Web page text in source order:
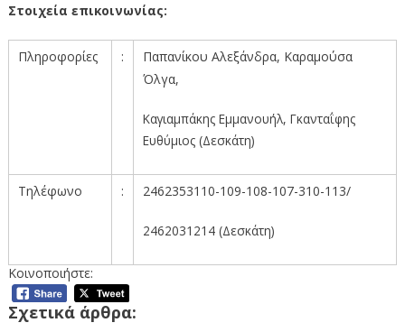
Στοιχεία επικοινωνίας:
Πληροφορίες :
Παπανίκου Αλεξάνδρα, Καραμούσα
Όλγα,
Καγιαμπάκης Εμμανουήλ, Γκανταΐφης
Ευθύμιος (Δεσκάτη)
Τηλέφωνο : 2462353110-109-108-107-310-113/
2462031214 (Δεσκάτη)
Κοινοποιήστε:
Σχετικά άρθρα: